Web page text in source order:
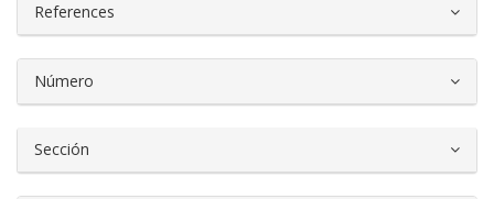
References
Número
Sección